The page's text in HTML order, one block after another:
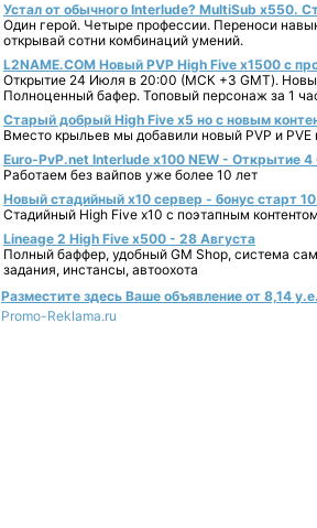
Устал от обычного Interlude? MultiSub x550.
Один герой. Четыре профессии. Переноси
открывай сотни комбинаций умений.
L2NAME.COM Новый PVP High Five x1500 с
Открытие 24 Июля в 20:00 (МСК +3 GMT).
Полноценный бафер. Топовый персонаж за 1
Старый добрый High Five x5 но с новым
Вместо крыльев мы добавили новый PVP и PVE
Euro-PvP.net Interlude х100 NEW - Открытие 4
Работаем без вайпов уже более 10 лет
Новый стадийный х10 сервер - бонус старт
Стадийный High Five x10 с поэтапным
Lineage 2 High Five x500 - 28 Августа
Полный баффер, удобный GM Shop, система
задания, инстансы, автоохота
Разместите здесь Ваше объявление от 8,14
Promo-Reklama.ru